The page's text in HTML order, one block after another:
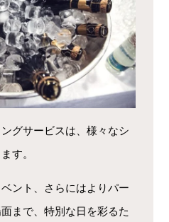
グサービスは、様々なシ
す。
ント、さらにはよりパー
まで、特別な日を彩るた